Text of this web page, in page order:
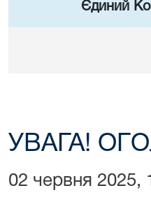
Єдиний
УВАГА!
02 червня 2025,